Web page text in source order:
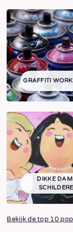
GRAFFITI
DIKKE
Bekijk de top 10